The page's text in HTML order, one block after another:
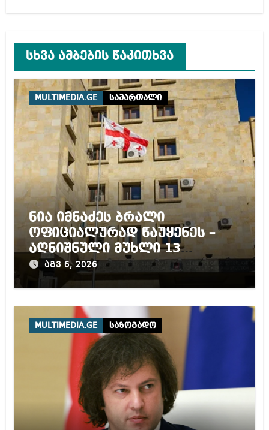
სხვა ამბების წაკითხვა
MULTIMEDIA.GE სამართალი
ნია იმნაძეს ბრალი
ოფიციალურად წაუყენეს –
აღნიშნული მუხლი 13
წლამდე პატიმრობას
ითვალისწინებს
აგვ 6, 2026
MULTIMEDIA.GE საზოგადო